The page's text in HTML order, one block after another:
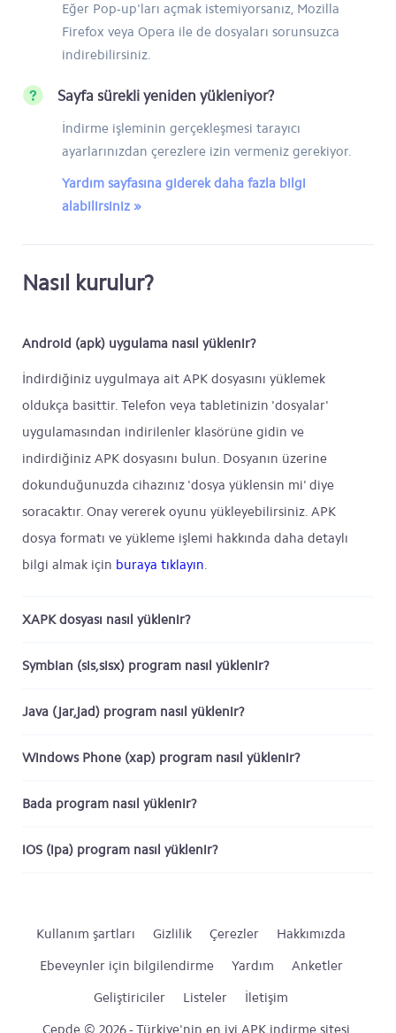
Eğer Pop-up'ları açmak istemiyorsanız, Mozilla
Firefox veya Opera ile de dosyaları sorunsuzca
indirebilirsiniz.
Sayfa sürekli yeniden yükleniyor?
İndirme işleminin gerçekleşmesi tarayıcı
ayarlarınızdan çerezlere izin vermeniz gerekiyor.
Yardım sayfasına giderek daha fazla bilgi
alabilirsiniz »
Nasıl kurulur?
Android (apk) uygulama nasıl yüklenir?
İndirdiğiniz uygulmaya ait APK dosyasını yüklemek
oldukça basittir. Telefon veya tabletinizin 'dosyalar'
uygulamasından indirilenler klasörüne gidin ve
indirdiğiniz APK dosyasını bulun. Dosyanın üzerine
dokunduğunuzda cihazınız 'dosya yüklensin mi' diye
soracaktır. Onay vererek oyunu yükleyebilirsiniz. APK
dosya formatı ve yükleme işlemi hakkında daha detaylı
bilgi almak için buraya tıklayın.
XAPK dosyası nasıl yüklenir?
Symbian (sis,sisx) program nasıl yüklenir?
Java (jar,jad) program nasıl yüklenir?
Windows Phone (xap) program nasıl yüklenir?
Bada program nasıl yüklenir?
iOS (ipa) program nasıl yüklenir?
Kullanım şartları Gizlilik Çerezler
Hakkımızda
Ebeveynler için bilgilendirme
Yardım
Anketler
Geliştiriciler
Listeler
İletişim
Cepde © 2026 - Türkiye'nin en iyi APK indirme sitesi.